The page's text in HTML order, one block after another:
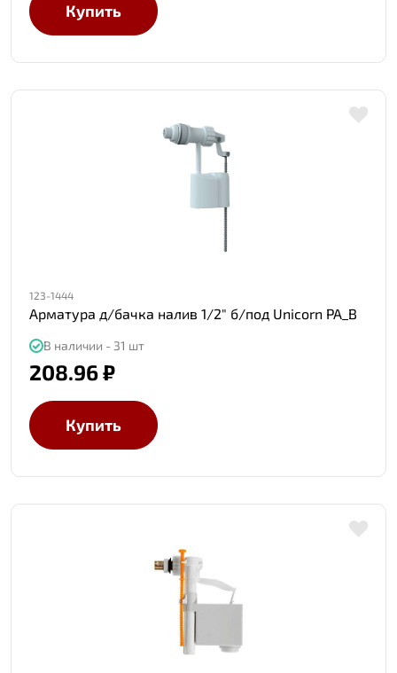
Купить
123-1444
Арматура д/бачка налив 1/2" б/под Unicorn PA_B
В наличии - 31 шт
208.96 ₽
Купить